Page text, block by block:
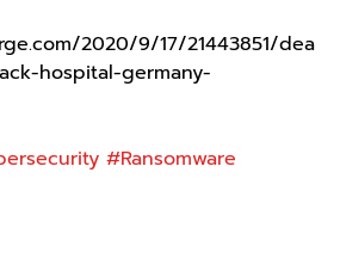
2020/9/17/21443851/dea
hospital-germany-
#Ransomware